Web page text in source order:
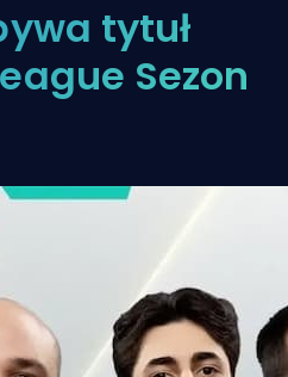
tytuł
Sezon